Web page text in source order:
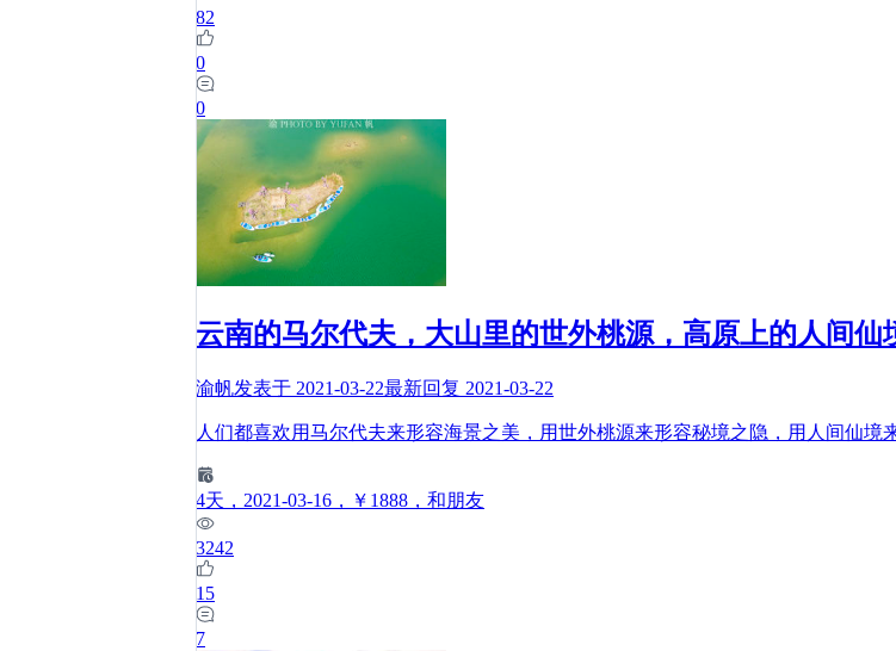
82
0
0
云南的马尔代夫，大山里的世外桃源，高原上的人间仙
渝帆发表于 2021-03-22最新回复 2021-03-22
人们都喜欢用马尔代夫来形容海景之美，用世外桃源来形容秘境之隐，用人间仙境
4天 ，2021-03-16 ，￥1888 ，和朋友
3242
15
7